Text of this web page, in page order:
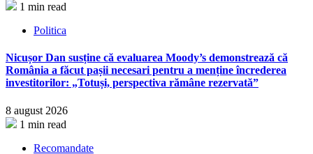
1 min read
Politica
Nicușor Dan susține că evaluarea Moody’s demonstrează că
România a făcut pașii necesari pentru a menține încrederea
investitorilor: „Totuși, perspectiva rămâne rezervată”
8 august 2026
1 min read
Recomandate